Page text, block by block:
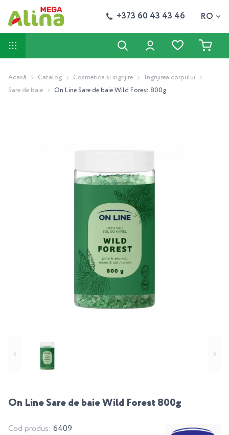
+373 60 43 43 46 RO
Acasă Catalog Cosmetica si ingrijire
Ingrijirea corpului
Sare de baie
On Line Sare de baie Wild Forest 800g
On Line Sare de baie Wild Forest 800g
Cod produs: 6409